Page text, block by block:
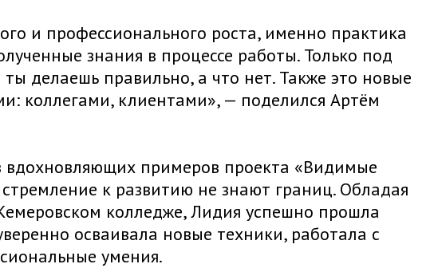
и профессионального роста, именно практика
знания в процессе работы. Только под
делаешь правильно, а что нет. Также это новые
коллегами, клиентами», — поделился Артём
вдохновляющих примеров проекта «Видимые
к развитию не знают границ. Обладая
колледже, Лидия успешно прошла
осваивала новые техники, работала с
умения.